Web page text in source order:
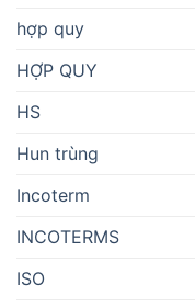
hợp quy
HỢP QUY
HS
Hun trùng
Incoterm
INCOTERMS
ISO